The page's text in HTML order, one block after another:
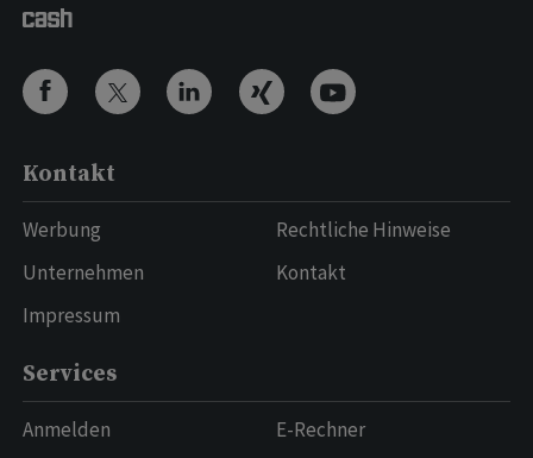
Kontakt
Werbung
Unternehmen
Impressum
Rechtliche Hinweise
Kontakt
Services
Anmelden
E-Rechner